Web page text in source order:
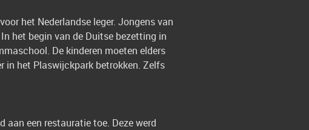
het Nederlandse leger. Jongens van
het begin van de Duitse bezetting in
De kinderen moeten elders
in het Plaswijckpark betrokken. Zelfs
aan een restauratie toe. Deze werd